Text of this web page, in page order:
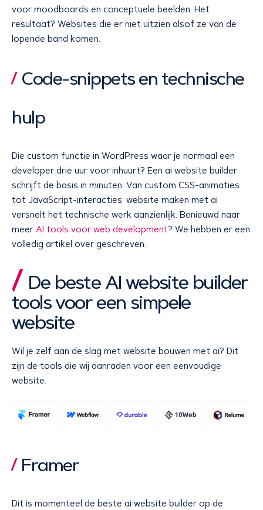
voor moodboards en conceptuele beelden. Het
resultaat? Websites die er niet uitzien alsof ze van de
lopende band komen.
Code-snippets en technische
hulp
Die custom functie in WordPress waar je normaal een
developer drie uur voor inhuurt? Een ai website builder
schrijft de basis in minuten. Van custom CSS-animaties
tot JavaScript-interacties: website maken met ai
versnelt het technische werk aanzienlijk. Benieuwd naar
meer AI tools voor web development? We hebben er een
volledig artikel over geschreven.
De beste AI website builder
tools voor een simpele
website
Wil je zelf aan de slag met website bouwen met ai? Dit
zijn de tools die wij aanraden voor een eenvoudige
website.
Framer
Dit is momenteel de beste ai website builder op de